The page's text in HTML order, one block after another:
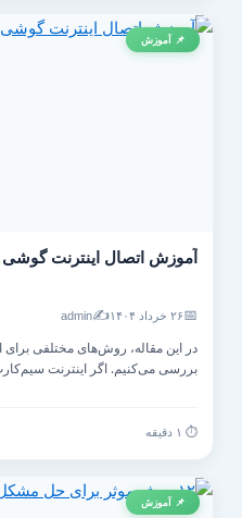
📌 آموزش
آموزش اتصال اینترنت گوشی به
۲۶ خرداد ۱۴۰۴ ✍️
admin
در این مقاله، روش‌های مختلفی برای
بررسی می‌کنیم. اگر اینترنت
📌 آموزش